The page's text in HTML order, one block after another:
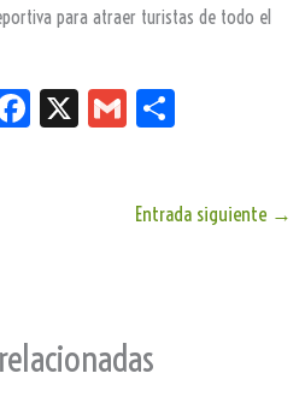
para atraer turistas de todo el
Fa
X
G
Entrada siguiente →